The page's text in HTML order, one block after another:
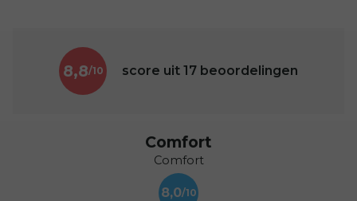
8,8 score uit 17 beoordelingen
Comfort
Comfort
8,0